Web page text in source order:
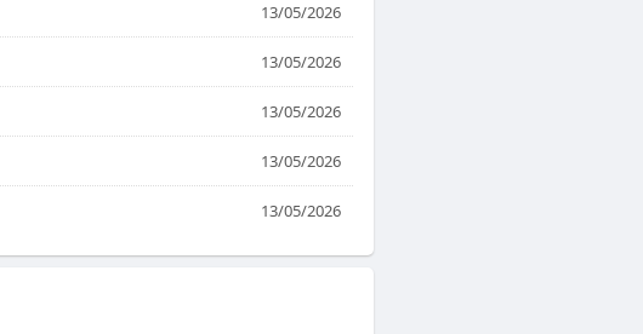
13/05/2026
13/05/2026
13/05/2026
13/05/2026
13/05/2026